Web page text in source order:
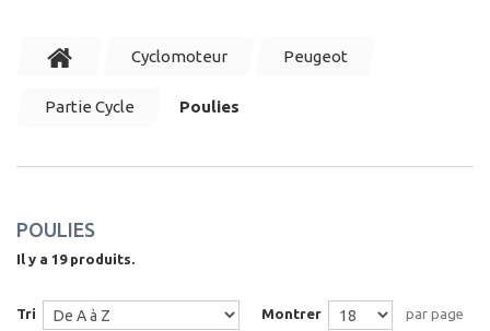
Cyclomoteur Peugeot
Partie Cycle Poulies
POULIES
Il y a 19 produits.
Tri Montrer par page